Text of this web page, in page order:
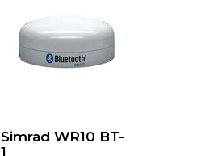
Simrad WR10 BT-
1